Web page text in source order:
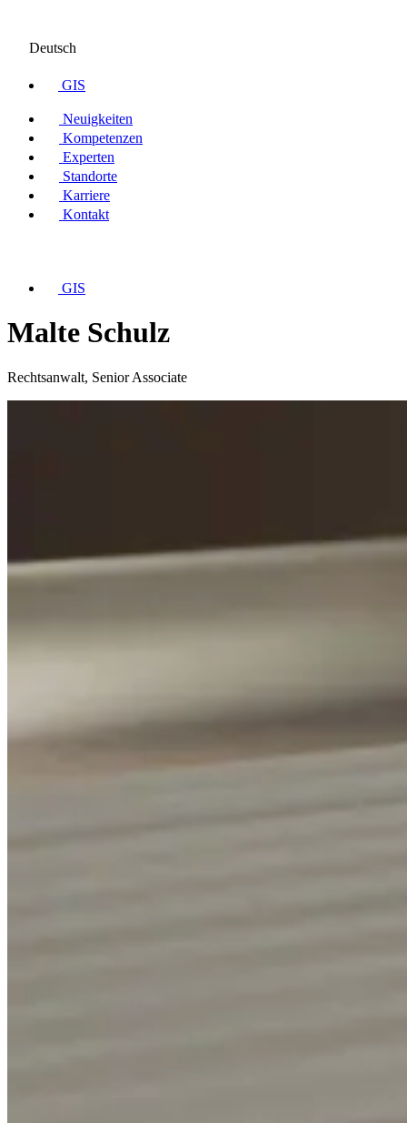
Deutsch
GIS
Neuigkeiten
Kompetenzen
Experten
Standorte
Karriere
Kontakt
GIS
Malte Schulz
Rechtsanwalt, Senior Associate